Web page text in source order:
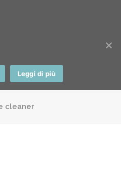
cleaner
Leggi di più